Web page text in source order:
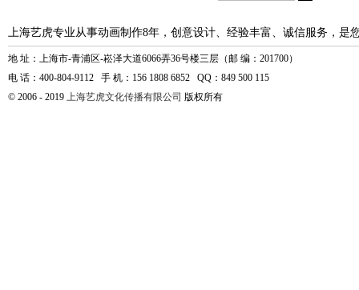
上海艺虎专业从事动画制作8年，创意设计、经验丰富、诚信服务，是
地 址：上海市-青浦区-崧泽大道6066弄36号楼三层（邮 编：201700）
电 话：400-804-9112 手 机：156 1808 6852 QQ：849 500 115
© 2006 - 2019 上海艺虎文化传播有限公司 版权所有